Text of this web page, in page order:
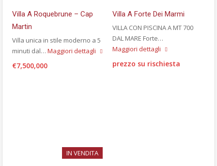
Villa A Roquebrune – Cap
Martin
Villa unica in stile moderno a 5
minuti dal… Maggiori dettagli
€7,500,000
Villa A Forte Dei Marmi
VILLA CON PISCINA A MT 700
DAL MARE Forte…
Maggiori dettagli
prezzo su rischiesta
IN VENDITA